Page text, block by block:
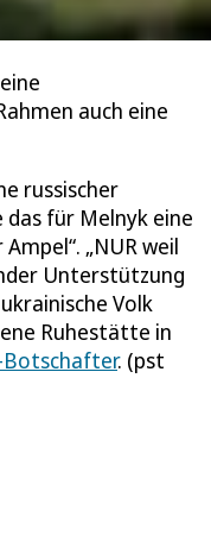
auch eine
russischer
für Melnyk eine
„NUR weil
Unterstützung
Volk
Ruhestätte in
Botschafter. (pst